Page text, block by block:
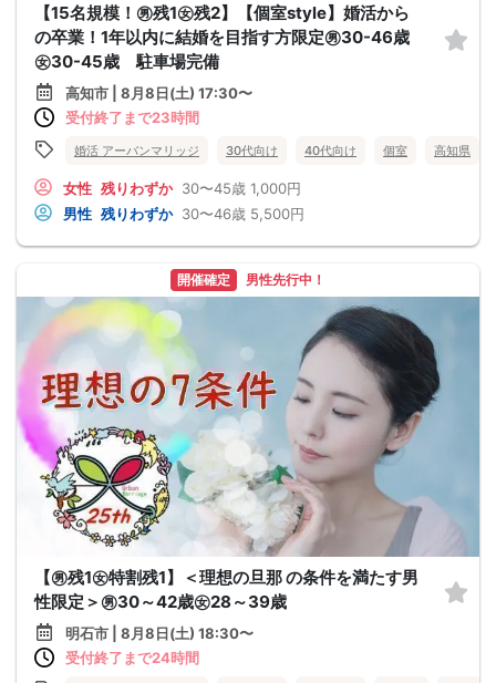
【15名規模！㊚残1㊛残2】【個室style】婚活から
の卒業！1年以内に結婚を目指す方限定㊚30-46歳
㊛30-45歳 駐車場完備
高知市 | 8月8日(土) 17:30〜
受付終了まで23時間
婚活 アーバンマリッジ 30代向け 40代向け 個室 高知県
女性 残りわずか 30〜45歳 1,000円
男性 残りわずか 30〜46歳 5,500円
開催確定 男性先行中！
【㊚残1㊛特割残1】＜理想の旦那 の条件を満たす男
性限定＞㊚30～42歳㊛28～39歳
明石市 | 8月8日(土) 18:30〜
受付終了まで24時間